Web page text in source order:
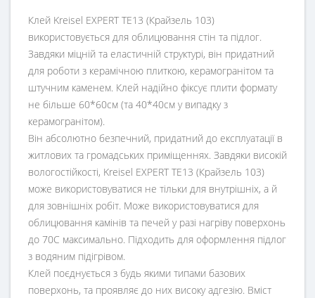
Клей Kreisel EXPERT TE13 (Крайзель 103)
використовується для облицювання стін та підлог.
Завдяки міцній та еластичній структурі, він придатний
для роботи з керамічною плиткою, керамогранітом та
штучним каменем. Клей надійно фіксує плити формату
не більше 60*60см (та 40*40см у випадку з
керамогранітом).
Він абсолютно безпечний, придатний до експлуатації в
житлових та громадських приміщеннях. Завдяки високій
вологостійкості, Kreisel EXPERT TE13 (Крайзель 103)
може використовуватися не тільки для внутрішніх, а й
для зовнішніх робіт. Може використовуватися для
облицювання камінів та печей у разі нагріву поверхонь
до 70С максимально. Підходить для оформлення підлог
з водяним підігрівом.
Клей поєднується з будь якими типами базових
поверхонь, та проявляє до них високу адгезію. Вміст